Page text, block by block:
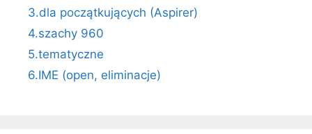
3.dla początkujących (Aspirer)
4.szachy 960
5.tematyczne
6.IME (open, eliminacje)